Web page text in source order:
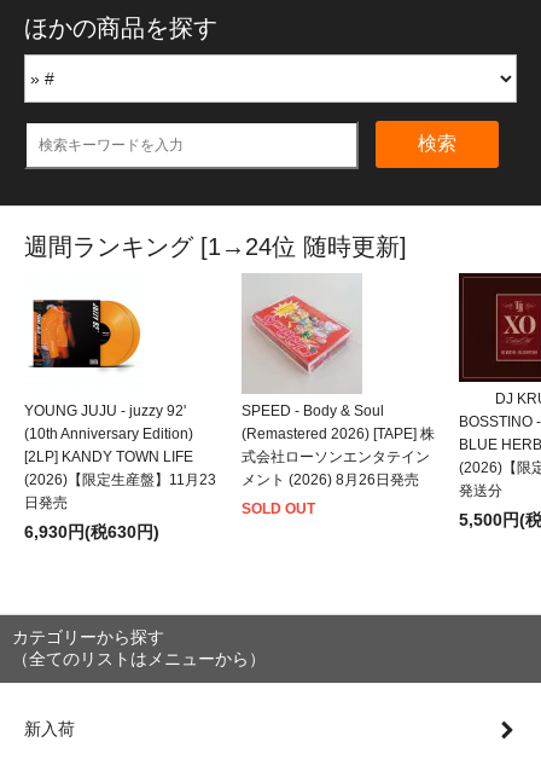
ほかの商品を探す
検索
週間ランキング [1→24位 随時更新]
YOUNG JUJU - juzzy 92'
(10th Anniversary Edition)
[2LP] KANDY TOWN LIFE
(2026)【限定生産盤】11月23
日発売
6,930円(税630円)
SPEED - Body & Soul
(Remastered 2026) [TAPE] 株
式会社ローソンエンタテイン
メント (2026) 8月26日発売
SOLD OUT
DJ
BOSSTINO
BLUE
(2026)【限
発送分
5,500円(
カテゴリーから探す
（全てのリストはメニューから）
新入荷